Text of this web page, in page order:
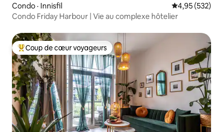
Condo · Innisfil Note
4,95 (532)
Condo Friday Harbour | Vie au complexe hôtelier
Coup de cœur voyageurs parmi les plus aimés
Coup de cœur voyageurs